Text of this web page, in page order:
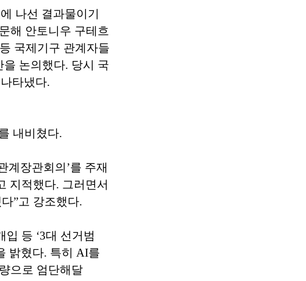
나선 결과물이기
해 안토니우 구테흐
국제기구 관계자들
논의했다. 당시 국
타냈다.
내비쳤다.
계장관회의’를 주재
지적했다. 그러면서
”고 강조했다.
등 ‘3대 선거범
밝혔다. 특히 AI를
으로 엄단해달